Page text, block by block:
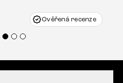
vyšli vstříc.
Delife všem.“
Ověřená recenze